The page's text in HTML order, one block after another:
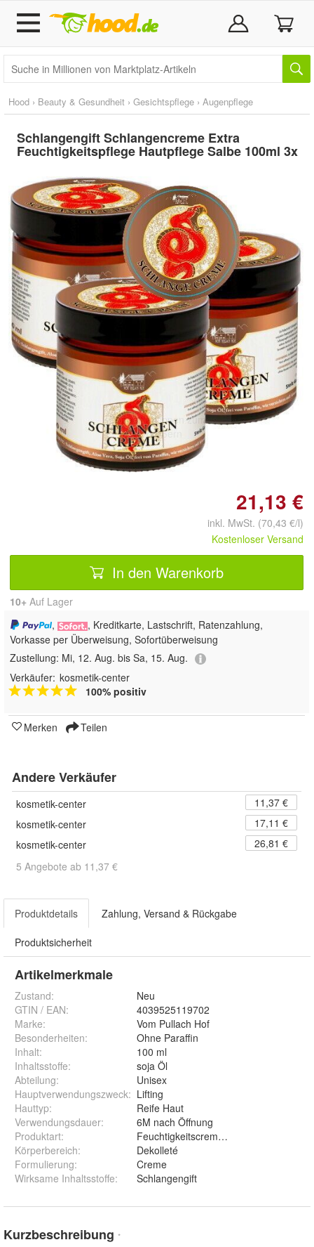
Hood › Beauty & Gesundheit › Gesichtspflege › Augenpflege
Schlangengift Schlangencreme Extra
Feuchtigkeitspflege Hautpflege Salbe 100ml 3x
Doppelt antippen zum
vergrößern
21,13 €
inkl. MwSt. (70,43 €/l)
Kostenloser Versand
In den Warenkorb
10+ Auf Lager
,
, Kreditkarte, Lastschrift, Ratenzahlung,
Vorkasse per Überweisung, Sofortüberweisung
Zustellung: Mi, 12. Aug. bis Sa, 15. Aug.
Verkäufer: kosmetik-center
100% positiv
Merken Teilen
Andere Verkäufer
kosmetik-center
11,37 €
kosmetik-center
17,11 €
kosmetik-center
26,81 €
5 Angebote ab 11,37 €
Produktdetails Zahlung, Versand & Rückgabe
Produktsicherheit
Artikelmerkmale
Zustand:
Neu
GTIN / EAN:
4039525119702
Marke:
Vom Pullach Hof
Besonderheiten:
Ohne Paraffin
Inhalt:
100 ml
Inhaltsstoffe:
soja Öl
Abteilung:
Unisex
Hauptverwendungszweck: Lifting
Hauttyp:
Reife Haut
Verwendungsdauer:
6M nach Öffnung
Produktart:
Feuchtigkeitscreme / Antifalten
Körperbereich:
Dekolleté
Formulierung:
Creme
Wirksame Inhaltsstoffe: Schlangengift
Kurzbeschreibung *